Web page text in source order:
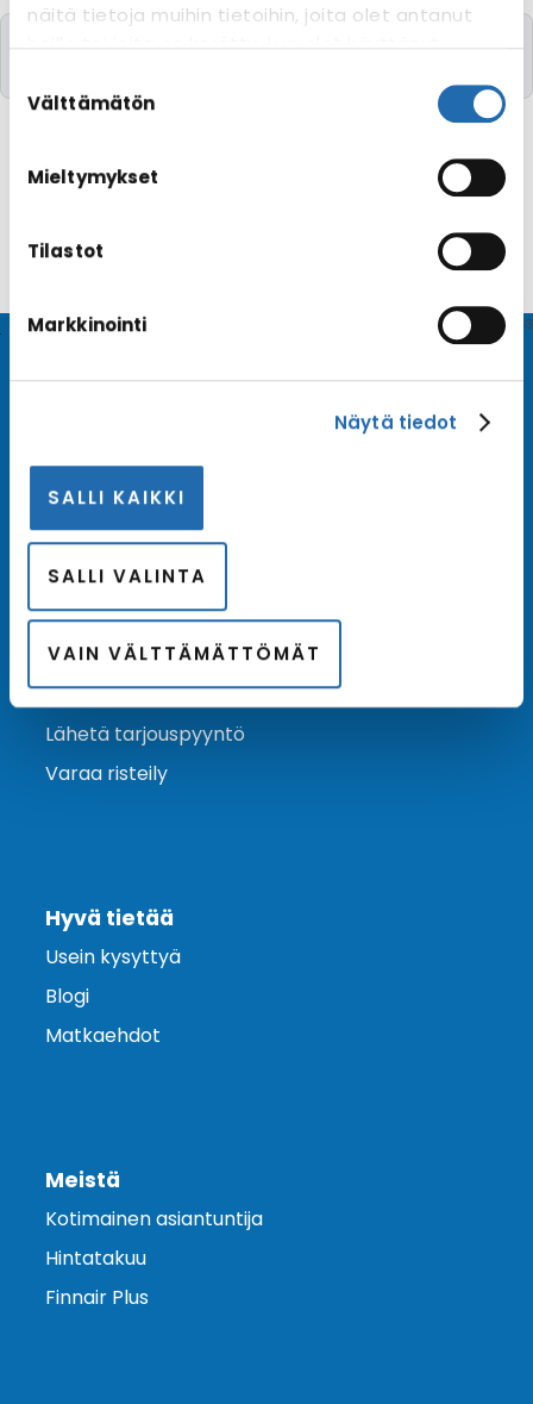
näitä tietoja muihin tietoihin, joita olet antanut
evästeasetuksiesi hyväksyntää sivuston
linkistä.
valinta
Välttämätön
Mieltymykset
Tilastot
Markkinointi
Näytä tiedot
SALLI KAIKKI
SALLI VALINTA
VAIN VÄLTTÄMÄTTÖMÄT
V4.1663
varustamoiden tarjouksista ja kampanjaeduista.
Ota yhteyttä
Asiakaspalvelu
Lähetä tarjouspyyntö
Varaa risteily
Hyvä tietää
Usein kysyttyä
Blogi
Matkaehdot
Meistä
Kotimainen asiantuntija
Hintatakuu
Finnair Plus